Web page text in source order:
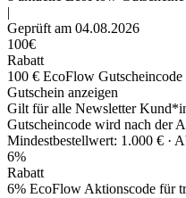
|
Geprüft am 04.08.2026
100€
Rabatt
100 € EcoFlow
Gutschein anzeigen
Gilt für alle Newsletter
Gutscheincode wird nach der
Mindestbestellwert: 1.000 € ·
6%
Rabatt
6% EcoFlow Aktionscode für